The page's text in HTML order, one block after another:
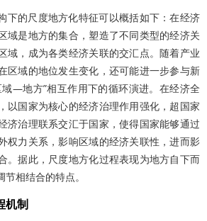
下的尺度地方化特征可以概括如下：在经济
域是地方的集合，塑造了不同类型的经济关
域，成为各类经济关联的交汇点。随着产业
区域的地位发生变化，还可能进一步参与新
域—地方”相互作用下的循环演进。在经济全
以国家为核心的经济治理作用强化，超国家
济治理联系交汇于国家，使得国家能够通过
权力关系，影响区域的经济关联性，进而影
。据此，尺度地方化过程表现为地方自下而
相结合的特点。
机制